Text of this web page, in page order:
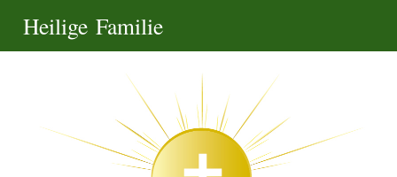
Heilige Familie